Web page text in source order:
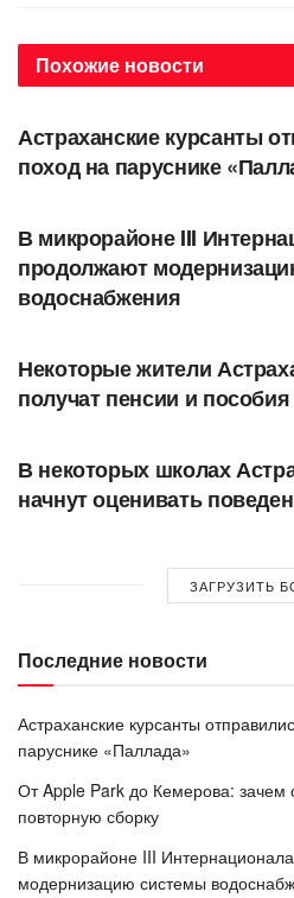
Похожие новости
ОБЩЕСТВО
Астраханские курсанты
поход на паруснике
В микрорайоне III
продолжают
водоснабжения
Некоторые жители
получат пенсии и
В некоторых школах
начнут оценивать
ЗАГРУЗИТЬ
Последние новости
Астраханские курсанты
паруснике «Паллада»
От Apple Park до Кемерова:
повторную сборку
В микрорайоне III
модернизацию системы